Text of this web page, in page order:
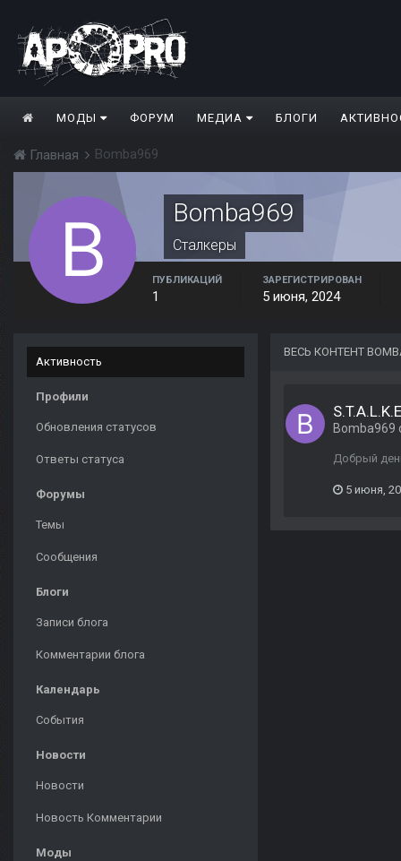
МОДЫ ФОРУМ МЕДИА БЛОГИ
Главная Bomba969
Bomba969
Сталкеры
ПУБЛИКАЦИЙ
1
ЗАРЕГИСТРИРОВАН
5 июня, 2024
Активность
Профили
Обновления статусов
Ответы статуса
Форумы
Темы
Сообщения
Блоги
Записи блога
Комментарии блога
Календарь
События
Новости
Новости
Новость Комментарии
Моды
ВЕСЬ КОНТЕНТ
Bomba969
Добрый
5 июня,